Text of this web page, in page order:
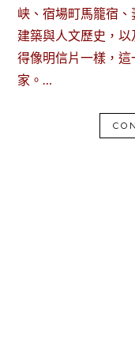
峡、宿場町馬籠宿
建築與人文歷史，
得像明信片一樣，
家。…